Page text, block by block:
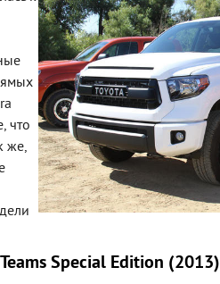
что
же,
Special Edition (2013)